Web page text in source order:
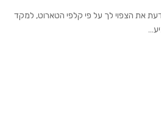
את הצפוי לך על פי קלפי הטארוט, למקד